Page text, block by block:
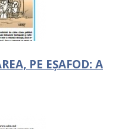
PE EȘAFOD: A